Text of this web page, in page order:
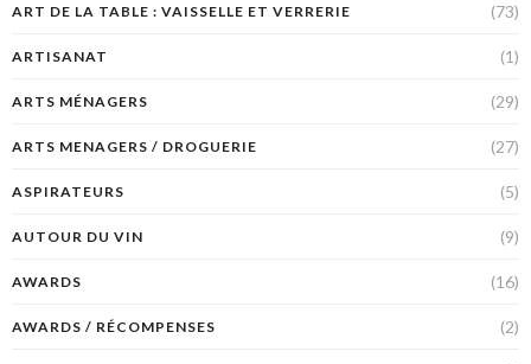
ART DE LA TABLE : VAISSELLE ET VERRERIE (73)
ARTISANAT (1)
ARTS MÉNAGERS (29)
ARTS MENAGERS / DROGUERIE (27)
ASPIRATEURS (5)
AUTOUR DU VIN (9)
AWARDS (16)
AWARDS / RÉCOMPENSES (2)